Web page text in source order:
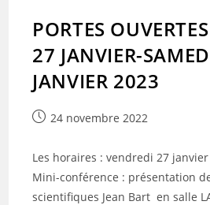
PORTES
27 JANVIER-
JANVIER 2023
Publication
24 novembre 2022
Les horaires : vendredi 27
Mini-conférence : présentation
scientifiques Jean Bart en salle